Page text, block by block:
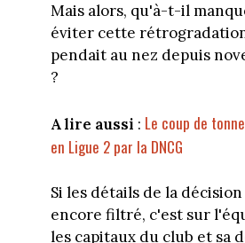
Mais alors, qu'à-t-il
éviter cette
pendait au nez depuis
?
A lire aussi : Le coup de
en Ligue 2 par la DNCG
Si les détails de la
encore filtré, c'est sur
les capitaux du club et sa